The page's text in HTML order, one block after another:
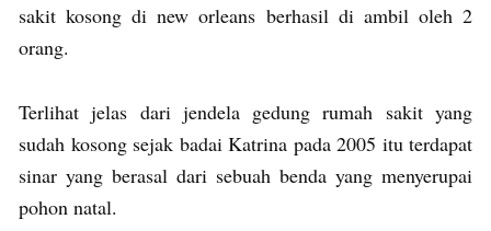
sakit kosong di new orleans berhasil di ambil oleh 2
orang.
Terlihat jelas dari jendela gedung rumah sakit yang
sudah kosong sejak badai Katrina pada 2005 itu terdapat
sinar yang berasal dari sebuah benda yang menyerupai
pohon natal.